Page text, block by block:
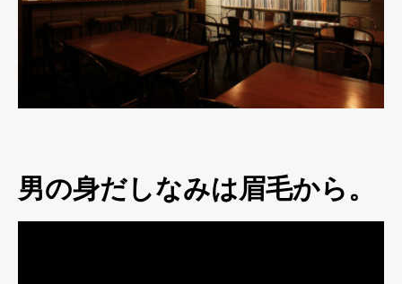
男の身だしなみは眉毛から。